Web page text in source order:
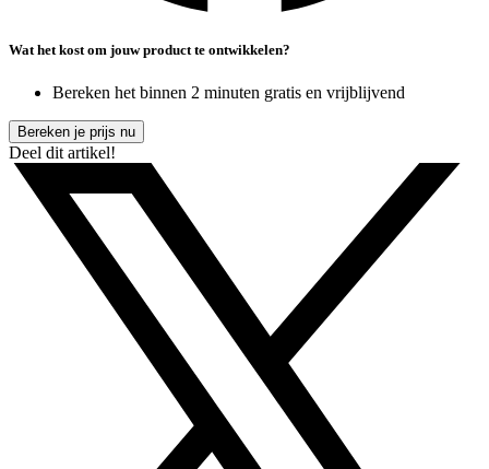
Wat het kost om jouw product te ontwikkelen?
Bereken het binnen 2 minuten gratis en vrijblijvend
Bereken je prijs nu
Deel dit artikel!